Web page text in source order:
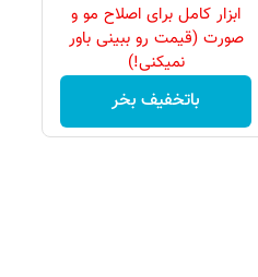
ابزار کامل برای اصلاح مو و
صورت (قیمت رو ببینی باور
نمیکنی!)
باتخفیف بخر